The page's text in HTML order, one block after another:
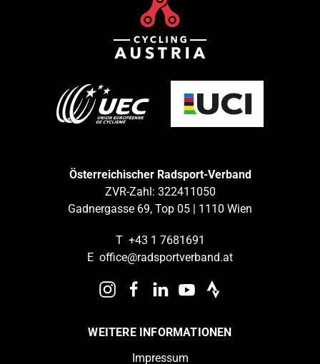
Österreichischer Radsport-Verband
ZVR-Zahl: 322411050
Gadnergasse 69, Top 05 | 1110 Wien
T +43 1 7681691
E office@radsportverband.at
WEITERE INFORMATIONEN
Impressum